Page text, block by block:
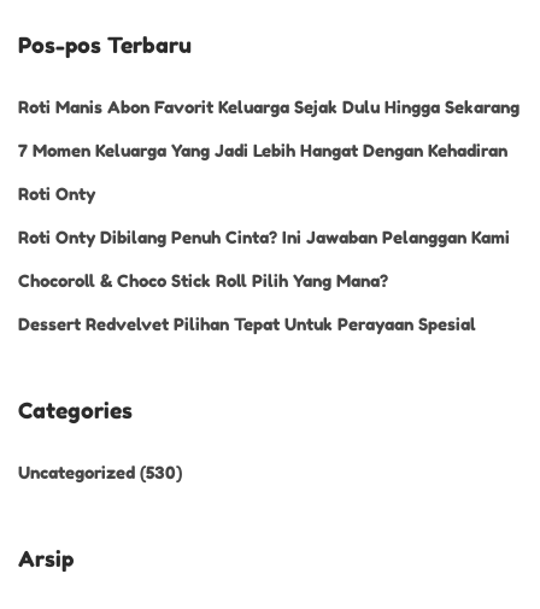
Pos-pos Terbaru
Roti Manis Abon Favorit Keluarga Sejak Dulu Hingga Sekarang
7 Momen Keluarga Yang Jadi Lebih Hangat Dengan Kehadiran
Roti Onty
Roti Onty Dibilang Penuh Cinta? Ini Jawaban Pelanggan Kami
Chocoroll & Choco Stick Roll Pilih Yang Mana?
Dessert Redvelvet Pilihan Tepat Untuk Perayaan Spesial
Categories
Uncategorized (530)
Arsip